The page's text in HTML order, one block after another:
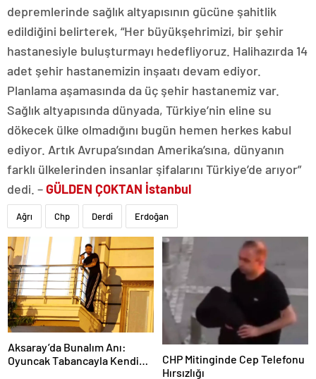
depremlerinde sağlık altyapısının gücüne şahitlik
edildiğini belirterek, “Her büyükşehrimizi, bir şehir
hastanesiyle buluşturmayı hedefliyoruz. Halihazırda 14
adet şehir hastanemizin inşaatı devam ediyor.
Planlama aşamasında da üç şehir hastanemiz var.
Sağlık altyapısında dünyada, Türkiye’nin eline su
dökecek ülke olmadığını bugün hemen herkes kabul
ediyor. Artık Avrupa’sından Amerika’sına, dünyanın
farklı ülkelerinden insanlar şifalarını Türkiye’de arıyor”
dedi. –GÜLDEN ÇOKTAN İstanbul
Ağrı Chp Derdi Erdoğan
Aksaray’da Bunalım Anı:
Oyuncak Tabancayla Kendine
CHP Mitinginde Cep Telefonu
Hırsızlığı